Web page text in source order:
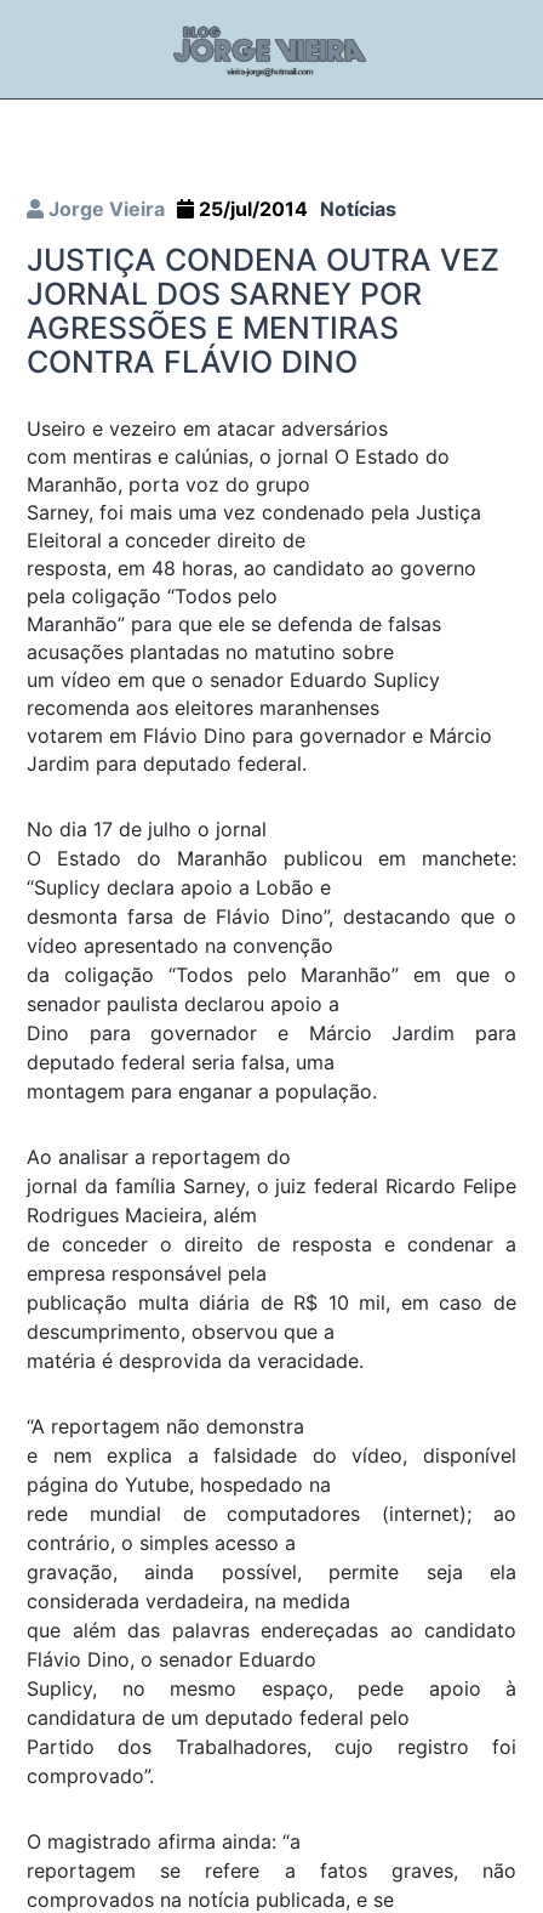
Jorge Vieira 25/jul/2014 Notícias
JUSTIÇA CONDENA OUTRA VEZ
JORNAL DOS SARNEY POR
AGRESSÕES E MENTIRAS
CONTRA FLÁVIO DINO
Useiro e vezeiro em atacar adversários
com mentiras e calúnias, o jornal O Estado do
Maranhão, porta voz do grupo
Sarney, foi mais uma vez condenado pela Justiça
Eleitoral a conceder direito de
resposta, em 48 horas, ao candidato ao governo
pela coligação “Todos pelo
Maranhão” para que ele se defenda de falsas
acusações plantadas no matutino sobre
um vídeo em que o senador Eduardo Suplicy
recomenda aos eleitores maranhenses
votarem em Flávio Dino para governador e Márcio
Jardim para deputado federal.
No dia 17 de julho o jornal
O Estado do Maranhão publicou em manchete:
“Suplicy declara apoio a Lobão e
desmonta farsa de Flávio Dino”, destacando que o
vídeo apresentado na convenção
da coligação “Todos pelo Maranhão” em que o
senador paulista declarou apoio a
Dino para governador e Márcio Jardim para
deputado federal seria falsa, uma
montagem para enganar a população.
Ao analisar a reportagem do
jornal da família Sarney, o juiz federal Ricardo Felipe
Rodrigues Macieira, além
de conceder o direito de resposta e condenar a
empresa responsável pela
publicação multa diária de R$ 10 mil, em caso de
descumprimento, observou que a
matéria é desprovida da veracidade.
“A reportagem não demonstra
e nem explica a falsidade do vídeo, disponível
página do Yutube, hospedado na
rede mundial de computadores (internet); ao
contrário, o simples acesso a
gravação, ainda possível, permite seja ela
considerada verdadeira, na medida
que além das palavras endereçadas ao candidato
Flávio Dino, o senador Eduardo
Suplicy, no mesmo espaço, pede apoio à
candidatura de um deputado federal pelo
Partido dos Trabalhadores, cujo registro foi
comprovado”.
O magistrado afirma ainda: “a
reportagem se refere a fatos graves, não
comprovados na notícia publicada, e se